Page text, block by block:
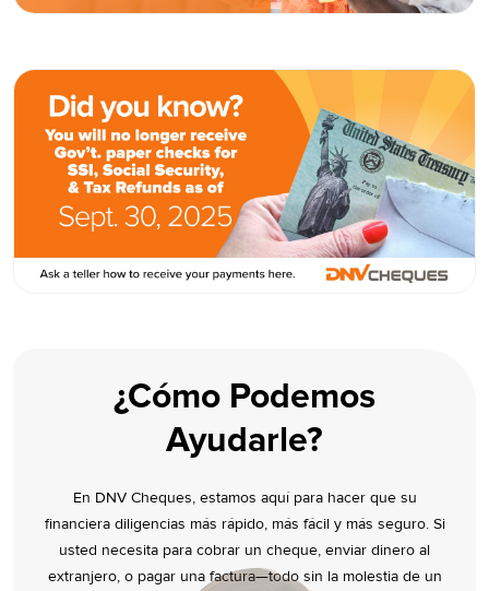
¿Cómo Podemos
Ayudarle?
En DNV Cheques, estamos aquí para hacer que su
financiera diligencias más rápido, más fácil y más seguro. Si
usted necesita para cobrar un cheque, enviar dinero al
extranjero, o pagar una factura—todo sin la molestia de un